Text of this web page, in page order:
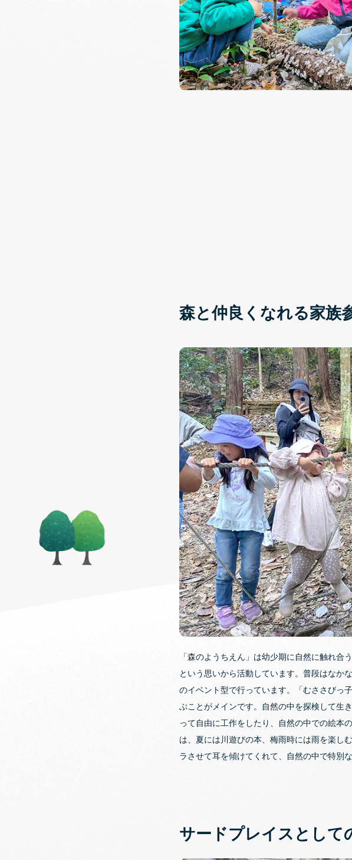
森と仲良くなれる家族
「森のようちえん」は幼少期に自然に触れ
という思いから活動しています。普段はなか
のイベント型で行っています。「むささびっ
ぶことがメインです。自然の中を探検して生
って自由に工作をしたり、自然の中での絵本
は、夏には川遊びの本、梅雨時には雨を楽し
ラさせて耳を傾けてくれて、自然の中で特別
サードプレイスとして